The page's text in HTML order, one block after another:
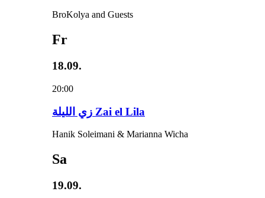
BroKolya and Guests
Fr
18.09.
20:00
زي‌ اللیلة Zai el Lila
Hanik Soleimani & Marianna Wicha
Sa
19.09.